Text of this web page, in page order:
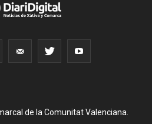
de la Comunitat Valenciana.